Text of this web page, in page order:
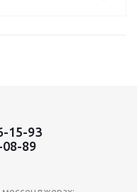
15-93
89